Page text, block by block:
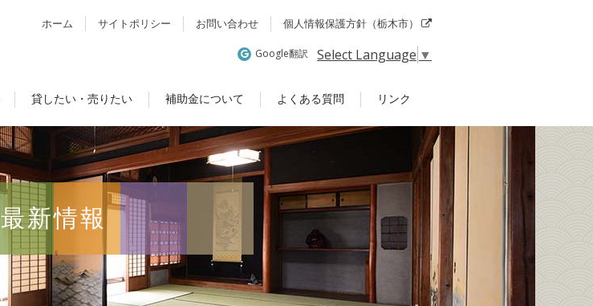
ホーム サイトポリシー お問い合わせ 個人情報保護方針（栃木市）
Google翻訳 Select Language ▼
貸したい・売りたい 補助金について よくある質問 リンク
最新情報